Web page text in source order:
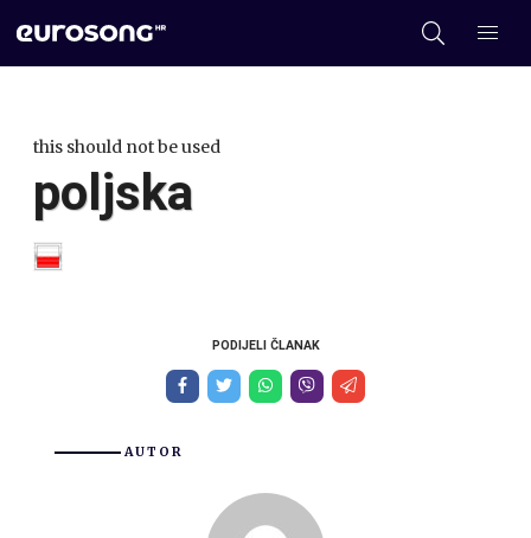
this should not be used
poljska
PODIJELI ČLANAK
AUTOR